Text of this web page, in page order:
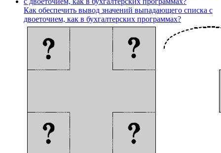
Как обеспечить вывод значений выпадающего списка с
двоеточием, как в бухгалтерских программах?